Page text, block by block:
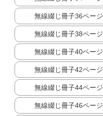
無線綴じ冊子36ページ
無線綴じ冊子38ページ
無線綴じ冊子40ページ
無線綴じ冊子42ページ
無線綴じ冊子44ページ
無線綴じ冊子46ページ